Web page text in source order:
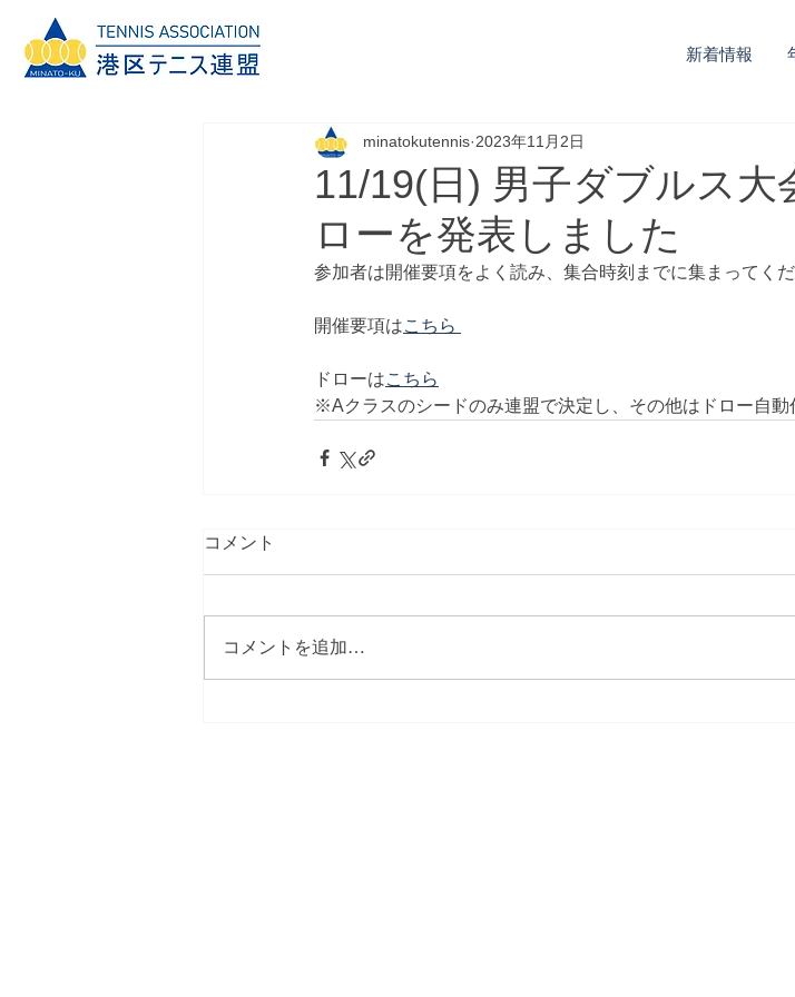
新着情報
11/19(日) 男子ダブルス大
ローを発表しました
minatokutennis 2023年11月2日
参加者は開催要項をよく読み、集合時刻までに集まってくだ
開催要項はこちら
ドローはこちら
※Aクラスのシードのみ連盟で決定し、その他はドロー自動
コメント
コメントを追加…